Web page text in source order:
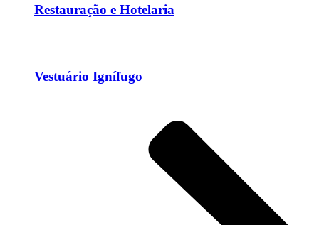
Restauração e Hotelaria
Vestuário Ignífugo